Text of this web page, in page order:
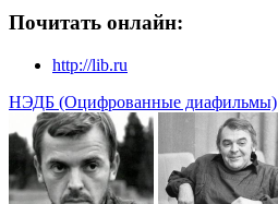
Почитать онлайн:
http://lib.ru
НЭДБ (Оцифрованные диафильмы)